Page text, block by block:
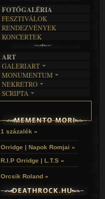
FOTÓGALÉRIA
FESZTIVÁLOK
RENDEZVÉNYEK
KONCERTEK
ART
GALERIART
ARTGALERI
KÉPREGÉNYEK
LAKÁSKULTS
MONUMENTUM
TEMETŐK
TEMPLOMOK
HELYEK
NEKRETRO
SZUBKULT
RELIKVIÁK
SCRIPTA
NOVELLÁK
HALÁLTÁNC
1 százalék »
Orridge | Napok Romjai »
R.I.P Orridge | L.T.S »
Orcsik Roland »